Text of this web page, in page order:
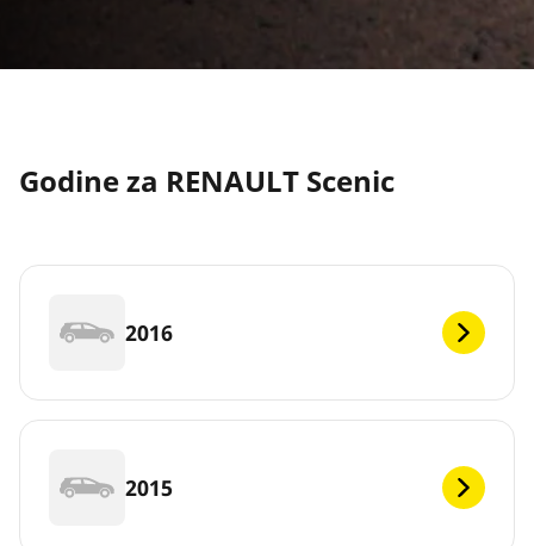
Godine za RENAULT Scenic
2016
2015